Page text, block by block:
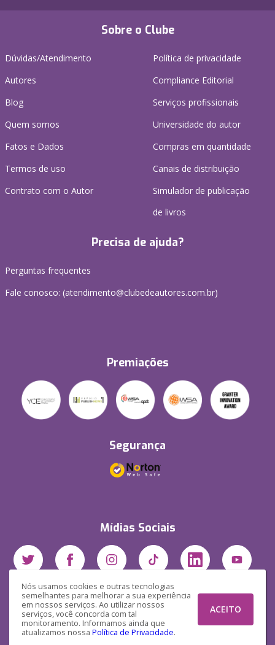
Nós usamos cookies e outras tecnologias
semelhantes para melhorar a sua experiência
em nossos serviços. Ao utilizar nossos
serviços, você concorda com tal
monitoramento. Informamos ainda que
atualizamos nossa Política de Privacidade.
ACEITO
Sobre o Clube
Dúvidas/Atendimento
Autores
Blog
Quem somos
Fatos e Dados
Termos de uso
Contrato com o Autor
Política de privacidade
Compliance Editorial
Serviços profissionais
Universidade do autor
Compras em quantidade
Canais de distribuição
Simulador de publicação
de livros
Precisa de ajuda?
Perguntas frequentes
Fale conosco: (atendimento@clubedeautores.com.br)
Premiações
Segurança
Mídias Sociais